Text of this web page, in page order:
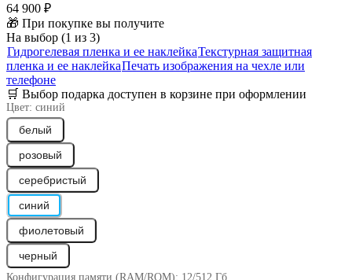
64 900 ₽
🎁 При покупке вы получите
На выбор (1 из 3)
Гидрогелевая пленка и ее наклейкаТекстурная защитная
пленка и ее наклейкаПечать изображения на чехле или
телефоне
🛒 Выбор подарка доступен в корзине при оформлении
Цвет: синий
белый
розовый
серебристый
синий
фиолетовый
черный
Конфигурация памяти (RAM/ROM): 12/512 Гб